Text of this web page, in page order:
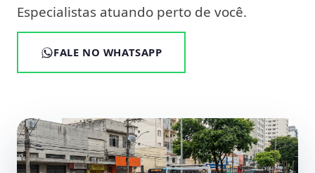
Especialistas atuando perto de você.
FALE NO WHATSAPP